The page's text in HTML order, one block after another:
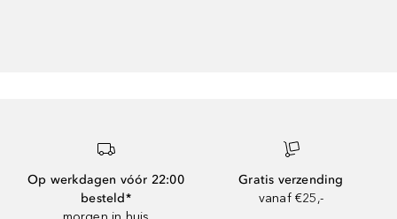
Op werkdagen vóór 22:00
besteld*
Gratis verzending
vanaf €25,-